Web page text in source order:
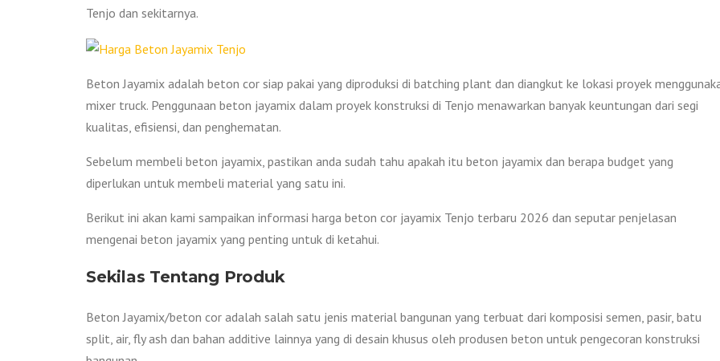
Tenjo dan sekitarnya.
Beton Jayamix adalah beton cor siap pakai yang diproduksi di batching plant dan diangkut ke lokasi proyek
mixer truck. Penggunaan beton jayamix dalam proyek konstruksi di Tenjo menawarkan banyak keuntungan dari segi
kualitas, efisiensi, dan penghematan.
Sebelum membeli beton jayamix, pastikan anda sudah tahu apakah itu beton jayamix dan berapa budget yang
diperlukan untuk membeli material yang satu ini.
Berikut ini akan kami sampaikan informasi harga beton cor jayamix Tenjo terbaru 2026 dan seputar penjelasan
mengenai beton jayamix yang penting untuk di ketahui.
Sekilas Tentang Produk
Beton Jayamix/beton cor adalah salah satu jenis material bangunan yang terbuat dari komposisi semen, pasir, batu
split, air, fly ash dan bahan additive lainnya yang di desain khusus oleh produsen beton untuk pengecoran konstruksi